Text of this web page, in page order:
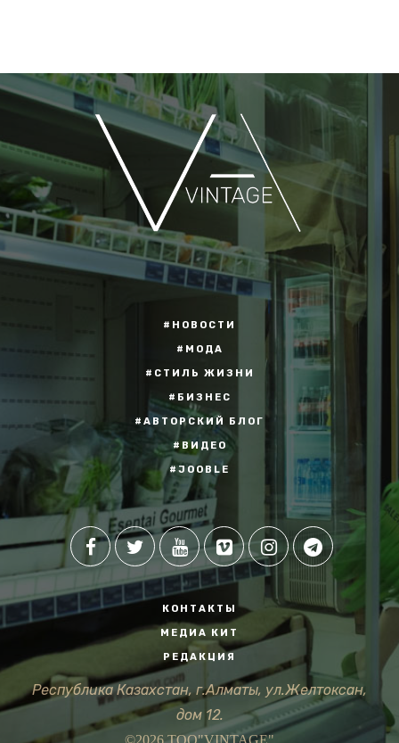
#НОВОСТИ
#МОДА
#СТИЛЬ ЖИЗНИ
#БИЗНЕС
#АВТОРСКИЙ БЛОГ
#ВИДЕО
#JOOBLE
КОНТАКТЫ
МЕДИА КИТ
РЕДАКЦИЯ
Республика Казахстан, г.Алматы, ул.Желтоксан,
дом 12.